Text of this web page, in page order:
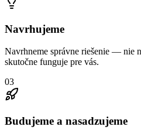
Navrhujeme
Navrhneme správne riešenie — nie
skutočne funguje pre vás.
03
Budujeme a nasadzujeme